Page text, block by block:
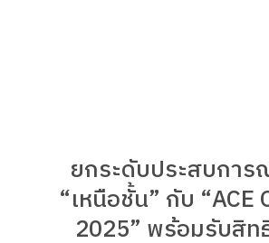
ยกระดับประสบกา
“เหนือชั้น” กับ “ACE
2025” พร้อมรับสิ